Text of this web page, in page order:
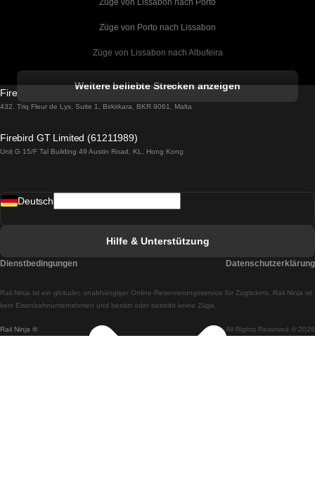
Züge von Lissabon nach Porto
Züge von Porto nach Lissabon
Züge von Lissabon nach Albufeira
Züge von Lissabon nach Lagos
Züge von Lissabon nach Madrid
Züge von Lissabon nach Braga
Züge von Braga nach Lissabon
Weitere beliebte Strecken anzeigen
Firebird GT Limited (OC 1451)
432, Triq Fleur de Lys, Suite 1, Birkirkara, BKR 9061, Malta
Firebird GT Limited (61211989)
Unit G 15/F Tal Building 49 Austin Road, KL, Hong Kong
Rail Ninja ® All Rights Reserved © 2026
Rail.Ninja ist ein globaler, unabhängiger Online-Reservierungsservice für Zugtickets. Rail Ninja ist
kein Eisenbahnunternehmen und besitzt oder betreibt keine Züge.
Deutsch
Hilfe & Unterstützung
Dienstbedingungen Datenschutzerklärung